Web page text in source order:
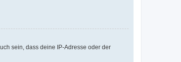
sein, dass deine IP-Adresse oder der